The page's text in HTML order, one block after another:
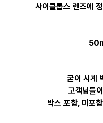
사이클롭스 렌즈에
굳이 시계
고객님들
박스 포함, 미포